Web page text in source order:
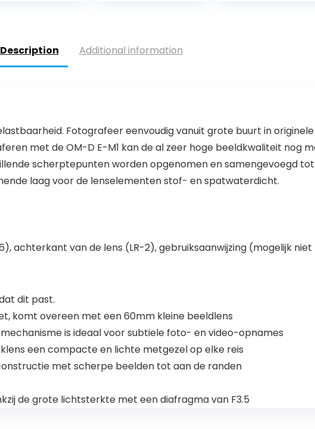
filtergewin
Hybrid
Camera X-
Description Additional information
Fotografeer eenvoudig vanuit grote buurt in
met de OM-D E-M1 kan de al zeer hoge beeldkwaliteit nog
scherptepunten worden opgenomen en samengevoegd
laag voor de lenselementen stof- en spatwaterdicht.
achterkant van de lens (LR-2), gebruiksaanwijzing (mogelijk
dit past.
komt overeen met een 60mm kleine beeldlens
is ideaal voor subtiele foto- en video-opnames
een compacte en lichte metgezel op elke reis
met scherpe beelden tot aan de randen
de grote lichtsterkte met een diafragma van F3.5